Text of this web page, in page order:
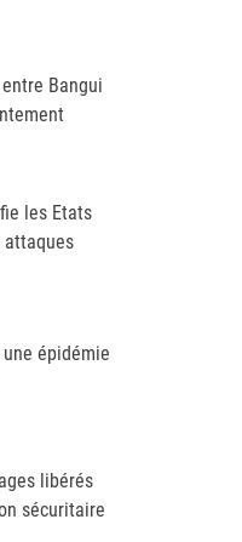
Bangui
les Etats
attaques
épidémie
libérés
sécuritaire